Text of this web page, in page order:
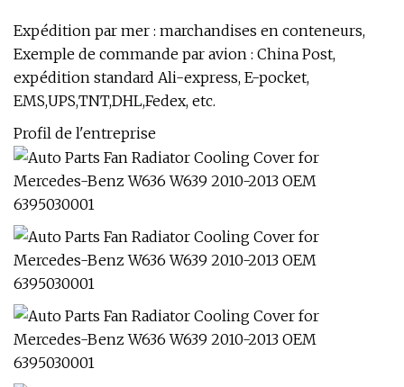
Expédition par mer : marchandises en conteneurs,
Exemple de commande par avion : China Post,
expédition standard Ali-express, E-pocket,
EMS,UPS,TNT,DHL,Fedex, etc.
Profil de l'entreprise